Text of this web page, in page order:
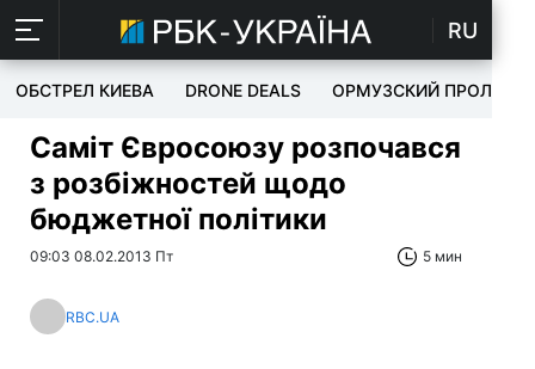
RU
ОБСТРЕЛ КИЕВА DRONE DEALS ОРМУЗСКИЙ ПРОЛИВ
Саміт Євросоюзу розпочався
з розбіжностей щодо
бюджетної політики
09:03 08.02.2013 Пт 5 мин
RBC.UA